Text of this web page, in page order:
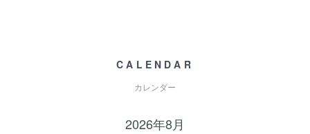
CALENDAR
カレンダー
2026年8月